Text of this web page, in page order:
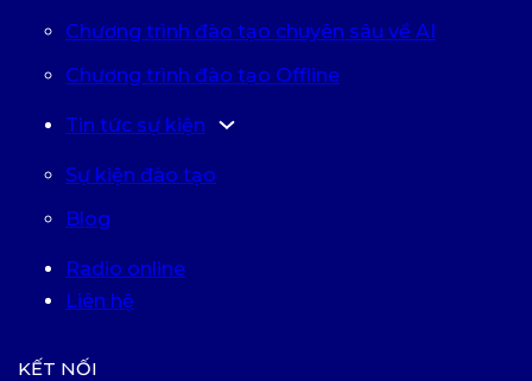
Chương trình đào tạo chuyên sâu về AI
Chương trình đào tạo Offline
Tin tức sự kiện
Sự kiện đào tạo
Blog
Radio online
Liên hệ
KẾT NỐI